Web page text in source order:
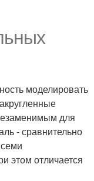
моделировать
для
- сравнительно
этом отличается